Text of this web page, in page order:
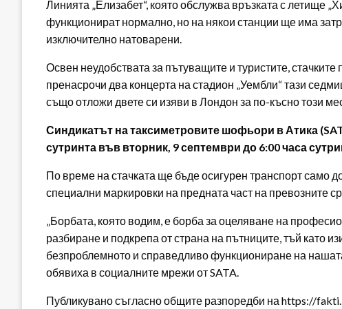
Линията „Елизабет“, която обслужва връзката с летище
функционират нормално, но на някои станции ще има
изключително натоварени.
Освен неудобствата за пътуващите и туристите,
пренасрочи два концерта на стадион „Уембли“ тази
също отложи двете си изяви в Лондон за по-късно този
Синдикатът на таксиметровите шофьори в Атика
сутринта във вторник, 9 септември до 6:00 часа
По време на стачката ще бъде осигурен транспорт само
специални маркировки на предната част на превозните
„Борбата, която водим, е борба за оцеляване на
разбиране и подкрепа от страна на пътниците, тъй като
безпроблемното и справедливо функциониране на
обявиха в социалните мрежи от SATA.
Публикувано съгласно общите разпоредби на https://